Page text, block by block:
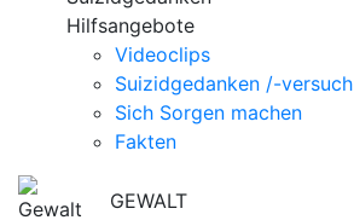
Hilfsangebote
Videoclips
Suizidgedanken /-versuch
Sich Sorgen machen
Fakten
GEWALT